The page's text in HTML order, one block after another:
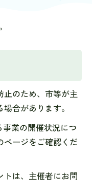
のため、市等が主
合があります。
業の開催状況につ
ページをご確認くだ
トは、主催者にお問